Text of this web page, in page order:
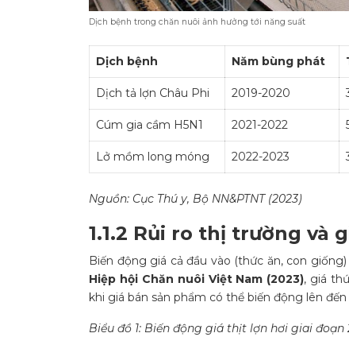
Dịch bệnh trong chăn nuôi ảnh hưởng tới năng suất
Dịch bệnh Năm bùng phát
Dịch tả lợn Châu Phi 2019-2020
Cúm gia cầm H5N1 2021-2022
Lở mồm long móng 2022-2023
Nguồn: Cục Thú y, Bộ NN&PTNT (2023)
1.1.2 Rủi ro thị trường và
Biến động giá cả đầu vào (thức ăn, con
Hiệp hội Chăn nuôi Việt Nam (2023), giá
khi giá bán sản phẩm có thể biến động lên đến
Biểu đồ 1: Biến động giá thịt lợn hơi giai đoạn